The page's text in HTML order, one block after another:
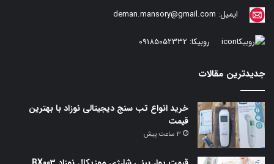
ایمیل: deman.mansory@gmail.com
روبیکا: 09185052332
جدیدترین مقالات
خرید انواع تب سنج دیجیتالی نوزاد با بهترین
قیمت
3 ساعت پیش